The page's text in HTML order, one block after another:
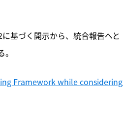
基づく開示から、統合報告へと
Framework while considering